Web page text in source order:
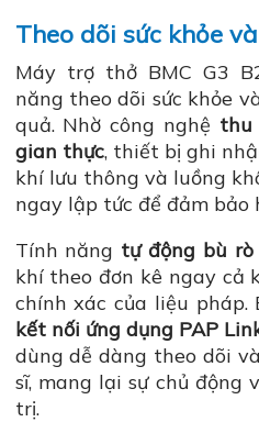
Theo dõi sức khỏe
Máy trợ thở BMC G3
năng theo dõi sức khỏe
quả. Nhờ công nghệ thu
gian thực, thiết bị ghi
khí lưu thông và luồng
ngay lập tức để đảm bảo
Tính năng tự động bù
khí theo đơn kê ngay cả
chính xác của liệu pháp.
kết nối ứng dụng PAP
dùng dễ dàng theo dõi
sĩ, mang lại sự chủ động
trị.